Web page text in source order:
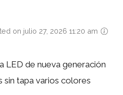
on julio 27, 2026 11:20 am
LED de nueva generación
sin tapa varios colores